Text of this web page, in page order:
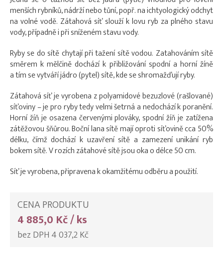
menších rybníků, nádrží nebo tůní, popř. na ichtyologický odchyt
na volné vodě. Zátahová síť slouží k lovu ryb za plného stavu
vody, případně i při sníženém stavu vody.
Ryby se do sítě chytají při tažení sítě vodou. Zatahováním sítě
směrem k mělčině dochází k přibližování spodní a horní žíně
a tím se vytváří jádro (pytel) sítě, kde se shromažďují ryby.
Zátahová síť je vyrobena z polyamidové bezuzlové (rašlované)
síťoviny – je pro ryby tedy velmi šetrná a nedochází k poranění.
Horní žíň je osazena červenými plováky, spodní žíň je zatížena
zátěžovou šňůrou. Boční lana sítě mají oproti síťovině cca 50%
délku, čímž dochází k uzavření sítě a zamezení unikání ryb
bokem sítě. V rozích zátahové sítě jsou oka o délce 50 cm.
Síť je vyrobena, připravena k okamžitému odběru a použití.
CENA PRODUKTU
4 885,0 Kč / ks
bez DPH 4 037,2 Kč